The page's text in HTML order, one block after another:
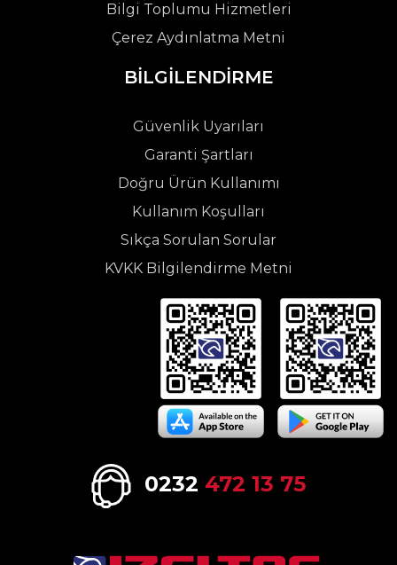
Bilgi Toplumu Hizmetleri
Çerez Aydınlatma Metni
BİLGİLENDİRME
Güvenlik Uyarıları
Garanti Şartları
Doğru Ürün Kullanımı
Kullanım Koşulları
Sıkça Sorulan Sorular
KVKK Bilgilendirme Metni
0232 472 13 75